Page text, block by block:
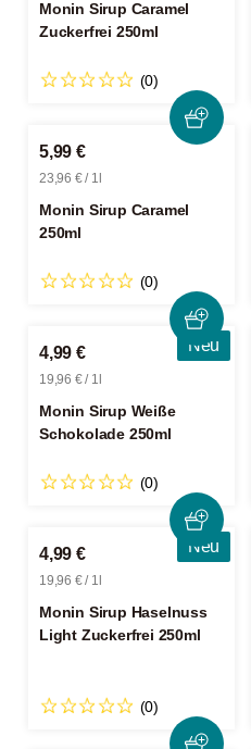
Monin Sirup Caramel
Zuckerfrei 250ml
(0)
5,99 €
23,96 € / 1l
Monin Sirup Caramel
250ml
(0)
Neu
4,99 €
19,96 € / 1l
Monin Sirup Weiße
Schokolade 250ml
(0)
Neu
4,99 €
19,96 € / 1l
Monin Sirup Haselnuss
Light Zuckerfrei 250ml
(0)